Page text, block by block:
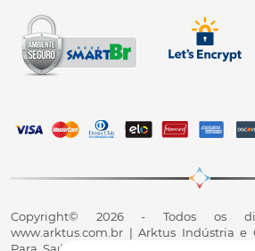
Copyright© 2026 - Todos os
www.arktus.com.br | Arktus Indústria e